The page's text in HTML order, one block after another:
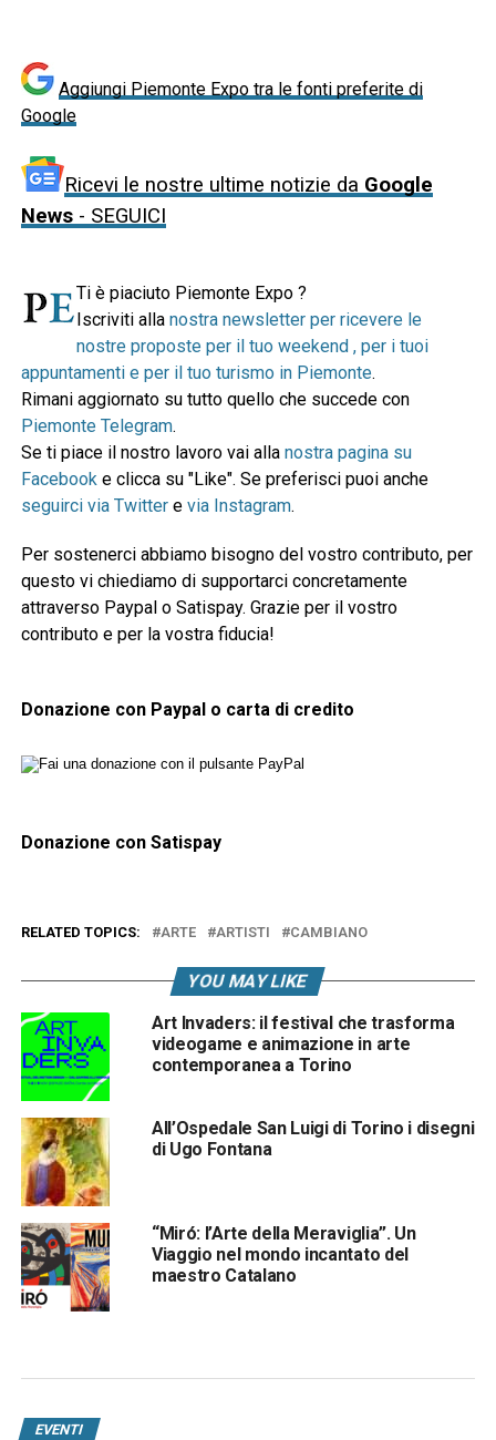
Aggiungi Piemonte Expo tra le fonti preferite di
Google
Ricevi le nostre ultime notizie da Google
News- SEGUICI
Ti è piaciuto Piemonte Expo ?
Iscriviti alla nostra newsletter per ricevere le
nostre proposte per il tuo weekend , per i tuoi
appuntamenti e per il tuo turismo in Piemonte.
Rimani aggiornato su tutto quello che succede con
Piemonte Telegram.
Se ti piace il nostro lavoro vai alla nostra pagina su
Facebooke clicca su "Like". Se preferisci puoi anche
seguirci via Twittere via Instagram.
Per sostenerci abbiamo bisogno del vostro contributo, per
questo vi chiediamo di supportarci concretamente
attraverso Paypal o Satispay. Grazie per il vostro
contributo e per la vostra fiducia!
Donazione con Paypal o carta di credito
Donazione con Satispay
RELATED TOPICS: ARTE ARTISTI CAMBIANO
YOU MAY LIKE
Art Invaders: il festival che trasforma
videogame e animazione in arte
contemporanea a Torino
All’Ospedale San Luigi di Torino i disegni
di Ugo Fontana
“Miró: l’Arte della Meraviglia”. Un
Viaggio nel mondo incantato del
maestro Catalano
EVENTI